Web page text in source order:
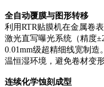
全自动覆膜与图形转移
利用RTR贴膜机在金属卷
激光直写曝光系统（精度
0.01mm级超精细线宽制
温恒湿环境，避免卷材变
连续化学蚀刻成型